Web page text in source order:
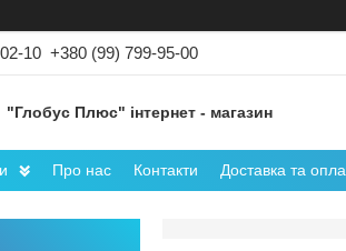
10 +380 (99) 799-95-00
"Глобус Плюс" інтернет - магазин
Про нас Контакти Доставка та